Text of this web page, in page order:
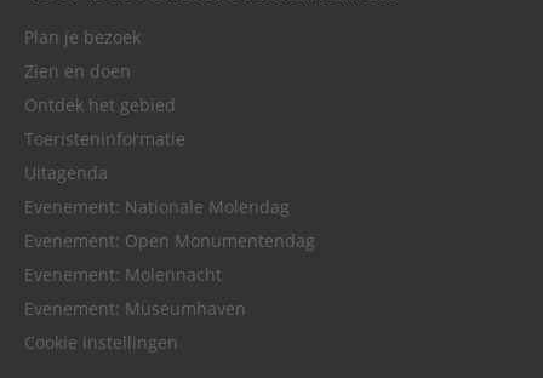
Plan je bezoek
Zien en doen
Ontdek het gebied
Toeristeninformatie
Uitagenda
Evenement: Nationale Molendag
Evenement: Open Monumentendag
Evenement: Molennacht
Evenement: Museumhaven
Cookie instellingen